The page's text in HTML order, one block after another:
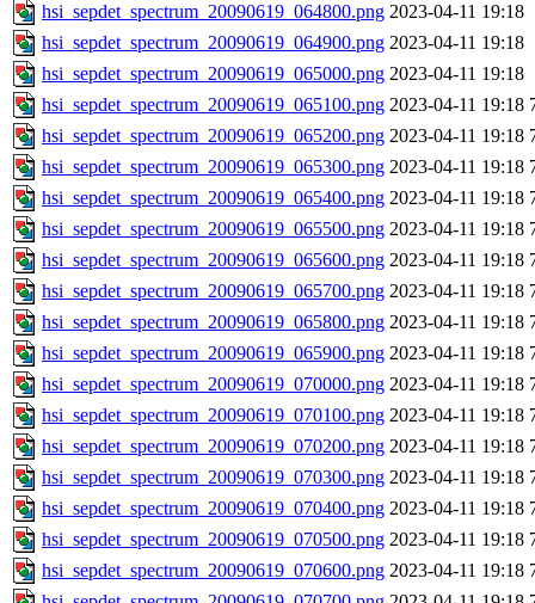
hsi_sepdet_spectrum_20090619_064800.png 2023-04-11 19:18
hsi_sepdet_spectrum_20090619_064900.png 2023-04-11 19:18
hsi_sepdet_spectrum_20090619_065000.png 2023-04-11 19:18
hsi_sepdet_spectrum_20090619_065100.png 2023-04-11 19:18
hsi_sepdet_spectrum_20090619_065200.png 2023-04-11 19:18
hsi_sepdet_spectrum_20090619_065300.png 2023-04-11 19:18
hsi_sepdet_spectrum_20090619_065400.png 2023-04-11 19:18
hsi_sepdet_spectrum_20090619_065500.png 2023-04-11 19:18
hsi_sepdet_spectrum_20090619_065600.png 2023-04-11 19:18
hsi_sepdet_spectrum_20090619_065700.png 2023-04-11 19:18
hsi_sepdet_spectrum_20090619_065800.png 2023-04-11 19:18
hsi_sepdet_spectrum_20090619_065900.png 2023-04-11 19:18
hsi_sepdet_spectrum_20090619_070000.png 2023-04-11 19:18
hsi_sepdet_spectrum_20090619_070100.png 2023-04-11 19:18
hsi_sepdet_spectrum_20090619_070200.png 2023-04-11 19:18
hsi_sepdet_spectrum_20090619_070300.png 2023-04-11 19:18
hsi_sepdet_spectrum_20090619_070400.png 2023-04-11 19:18
hsi_sepdet_spectrum_20090619_070500.png 2023-04-11 19:18
hsi_sepdet_spectrum_20090619_070600.png 2023-04-11 19:18